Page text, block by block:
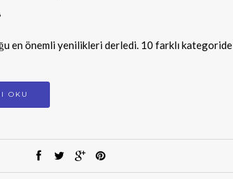
en önemli yenilikleri derledi. 10 farklı kategoride
OKU